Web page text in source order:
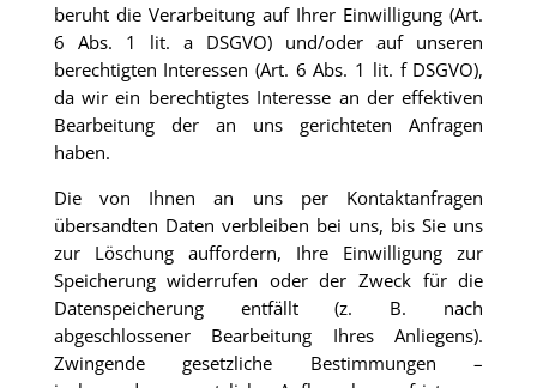
beruht die Verarbeitung auf Ihrer Einwilligung (Art.
6 Abs. 1 lit. a DSGVO) und/oder auf unseren
berechtigten Interessen (Art. 6 Abs. 1 lit. f DSGVO),
da wir ein berechtigtes Interesse an der effektiven
Bearbeitung der an uns gerichteten Anfragen
haben.
Die von Ihnen an uns per Kontaktanfragen
übersandten Daten verbleiben bei uns, bis Sie uns
zur Löschung auffordern, Ihre Einwilligung zur
Speicherung widerrufen oder der Zweck für die
Datenspeicherung entfällt (z. B. nach
abgeschlossener Bearbeitung Ihres Anliegens).
Zwingende gesetzliche Bestimmungen –